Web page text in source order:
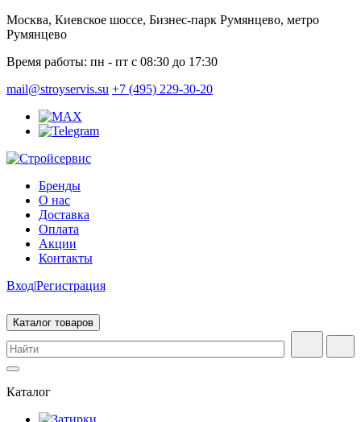
Москва, Киевское шоссе, Бизнес-парк Румянцево, метро
Румянцево
Время работы: пн - пт с 08:30 до 17:30
mail@stroyservis.su +7 (495) 229-30-20
Бренды
О нас
Доставка
Оплата
Акции
Контакты
Вход|Регистрация
Каталог товаров
Каталог